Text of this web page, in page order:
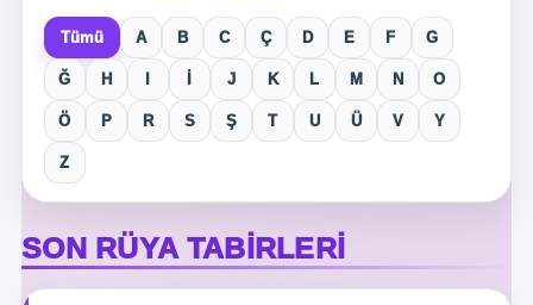
Tümü A B C Ç D E F G
Ğ H J K L M N O
Ö P R S Ş T U Ü V Y
Z
SON RÜYA TABIRLERI